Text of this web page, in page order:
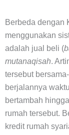
Berbeda dengan
menggunakan
adalah jual beli (
mutanaqisah.
tersebut
berjalannya
bertambah
rumah tersebut.
kredit rumah